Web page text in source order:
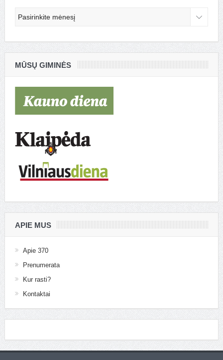
MŪSŲ GIMINĖS
APIE MUS
Apie 370
Prenumerata
Kur rasti?
Kontaktai